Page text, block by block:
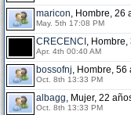
maricon, Hombre, 26
May. 5th 17:08 PM
CRECENCI , Hombre,
Apr. 4th 00:40 AM
bossofnj, Hombre, 56
Oct. 8th 13:33 PM
albagg, Mujer, 22
Oct. 8th 13:33 PM